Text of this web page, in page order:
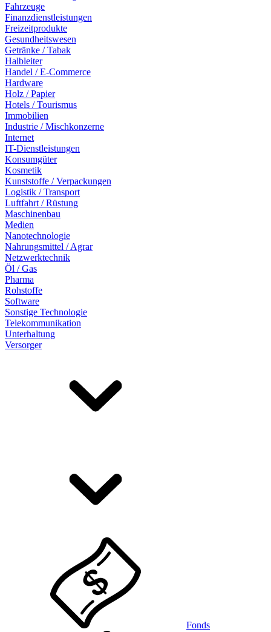
Fahrzeuge
Finanzdienstleistungen
Freizeitprodukte
Gesundheitswesen
Getränke / Tabak
Halbleiter
Handel / E-Commerce
Hardware
Holz / Papier
Hotels / Tourismus
Immobilien
Industrie / Mischkonzerne
Internet
IT-Dienstleistungen
Konsumgüter
Kosmetik
Kunststoffe / Verpackungen
Logistik / Transport
Luftfahrt / Rüstung
Maschinenbau
Medien
Nanotechnologie
Nahrungsmittel / Agrar
Netzwerktechnik
Öl / Gas
Pharma
Rohstoffe
Software
Sonstige Technologie
Telekommunikation
Unterhaltung
Versorger
Fonds